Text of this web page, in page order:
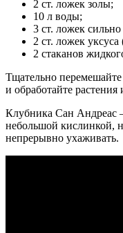
2 ст. ложек золы;
10 л воды;
3 ст. ложек
2 ст. ложек уксуса
2 стаканов
Тщательно
и обработайте
Клубника Сан Андреас
небольшой кислинкой,
непрерывно ухаживать.